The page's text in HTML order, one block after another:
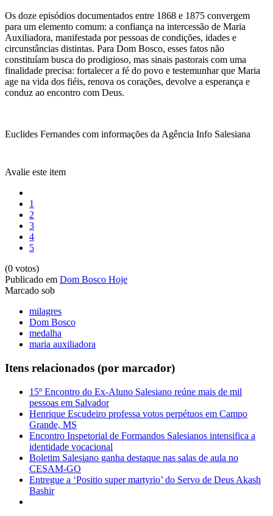
Os doze episódios documentados entre 1868 e 1875 convergem
para um elemento comum: a confiança na intercessão de Maria
Auxiliadora, manifestada por pessoas de condições, idades e
circunstâncias distintas. Para Dom Bosco, esses fatos não
constituíam busca do prodigioso, mas sinais pastorais com uma
finalidade precisa: fortalecer a fé do povo e testemunhar que Maria
age na vida dos fiéis, renova os corações, devolve a esperança e
conduz ao encontro com Deus.
Euclides Fernandes com informações da Agência Info Salesiana
Avalie este item
1
2
3
4
5
(0 votos)
Publicado em Dom Bosco Hoje
Marcado sob
milagres
Dom Bosco
medalha
maria auxiliadora
Itens relacionados (por marcador)
15º Encontro do Ex-Aluno Salesiano reúne mais de mil
pessoas em Salvador
Henrique Escudeiro professa votos perpétuos em Campo
Grande, MS
Encontro Inspetorial de Formandos Salesianos intensifica a
identidade vocacional
Boletim Salesiano ganha destaque nas salas de aula no
CESAM-GO
Entregue a ‘Positio super martyrio’ do Servo de Deus Akash
Bashir